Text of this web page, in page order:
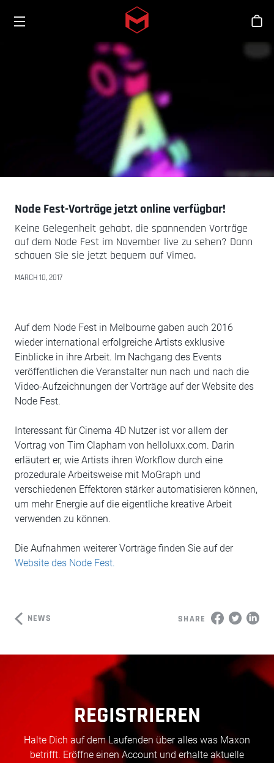
Skip to main content
Node Fest-Vorträge jetzt online verfügbar!
Keine Gelegenheit gehabt, die spannenden Vorträge
auf dem Node Fest im November live zu sehen? Dann
schauen Sie sie jetzt bequem auf Vimeo.
MARCH 10, 2017
Auf dem Node Fest in Melbourne gaben auch 2016
wieder international erfolgreiche Artists exklusive
Einblicke in ihre Arbeit. Im Nachgang des Events
veröffentlichen die Veranstalter nun nach und nach die
Video-Aufzeichnungen der Vorträge auf der Website des
Node Fest.
Interessant für Cinema 4D Nutzer ist vor allem der
Vortrag von Tim Clapham von helloluxx.com. Darin
erläutert er, wie Artists ihren Workflow durch eine
prozedurale Arbeitsweise mit MoGraph und
verschiedenen Effektoren stärker automatisieren können,
um mehr Energie auf die eigentliche kreative Arbeit
verwenden zu können.
Die Aufnahmen weiterer Vorträge finden Sie auf der
Website des Node Fest.
NEWS SHARE
REGISTRIEREN
Halte Dich auf dem Laufenden über alles was Maxon
betrifft. Eröffne einen Account und erhalte aktuelle